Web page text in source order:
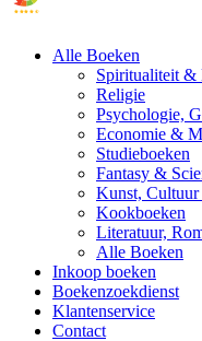
Alle Boeken
Spiritualiteit &
Religie
Psychologie,
Economie &
Studieboeken
Fantasy &
Kunst,
Kookboeken
Literatuur,
Alle Boeken
Inkoop boeken
Boekenzoekdienst
Klantenservice
Contact